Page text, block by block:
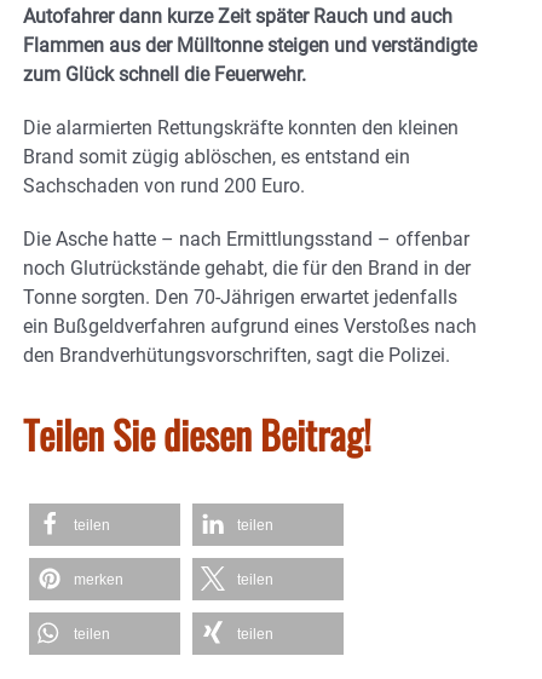
Autofahrer dann kurze Zeit später Rauch und auch
Flammen aus der Mülltonne steigen und verständigte
zum Glück schnell die Feuerwehr.
Die alarmierten Rettungskräfte konnten den kleinen
Brand somit zügig ablöschen, es entstand ein
Sachschaden von rund 200 Euro.
Die Asche hatte – nach Ermittlungsstand – offenbar
noch Glutrückstände gehabt, die für den Brand in der
Tonne sorgten. Den 70-Jährigen erwartet jedenfalls
ein Bußgeldverfahren aufgrund eines Verstoßes nach
den Brandverhütungsvorschriften, sagt die Polizei.
Teilen Sie diesen Beitrag!
teilen teilen
merken teilen
teilen teilen